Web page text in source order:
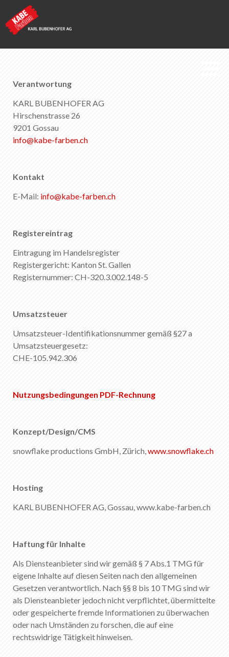
KABE Farben
Impressum
Downloads
Verkaufsstellen
DE FR
Verantwortung
KARL BUBENHOFER AG
Hirschenstrasse 26
9201 Gossau
info@kabe-farben.ch
Kontakt
E-Mail: info@kabe-farben.ch
Registereintrag
Eintragung im Handelsregister
Registergericht: Kanton St. Gallen
Registernummer: CH-320.3.002.148-5
Umsatzsteuer
Umsatzsteuer-Identifikationsnummer gemäß §27 a
Umsatzsteuergesetz:
CHE-105.942.306
Nutzungsbedingungen PDF-Rechnung
Konzept/Design/CMS
snowflake productions GmbH, Zürich,www.snowflake.ch
Hosting
KARL BUBENHOFER AG, Gossau, www.kabe-farben.ch
Haftung für Inhalte
Als Diensteanbieter sind wir gemäß § 7 Abs.1 TMG für
eigene Inhalte auf diesen Seiten nach den allgemeinen
Gesetzen verantwortlich. Nach §§ 8 bis 10 TMG sind wir
als Diensteanbieter jedoch nicht verpflichtet, übermittelte
oder gespeicherte fremde Informationen zu überwachen
oder nach Umständen zu forschen, die auf eine
rechtswidrige Tätigkeit hinweisen.